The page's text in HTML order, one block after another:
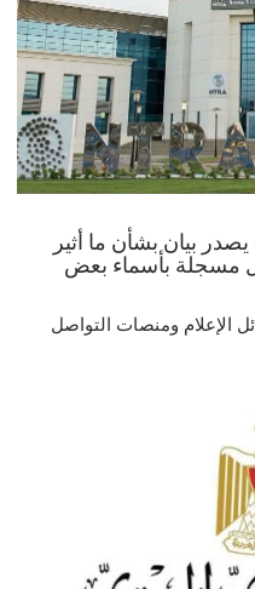
بيان بشأن ما أثير
بأسماء بعض
الإعلام ومنصات التواصل